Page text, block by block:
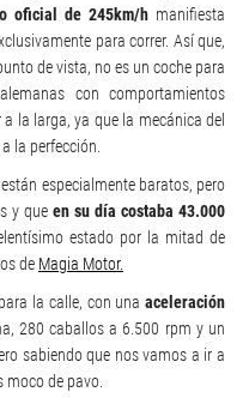
oficial de 245km/h manifiesta
para correr. Así que,
de vista, no es un coche para
con comportamientos
la larga, ya que la mecánica del
la perfección.
especialmente baratos, pero
y que en su día costaba 43.000
estado por la mitad de
de Magia Motor.
la calle, con una aceleración
280 caballos a 6.500 rpm y un
sabiendo que nos vamos a ir a
moco de pavo.